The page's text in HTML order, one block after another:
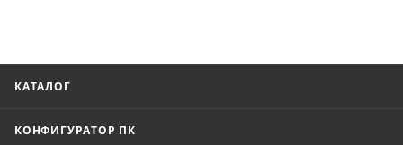
КАТАЛОГ
КОНФИГУРАТОР ПК